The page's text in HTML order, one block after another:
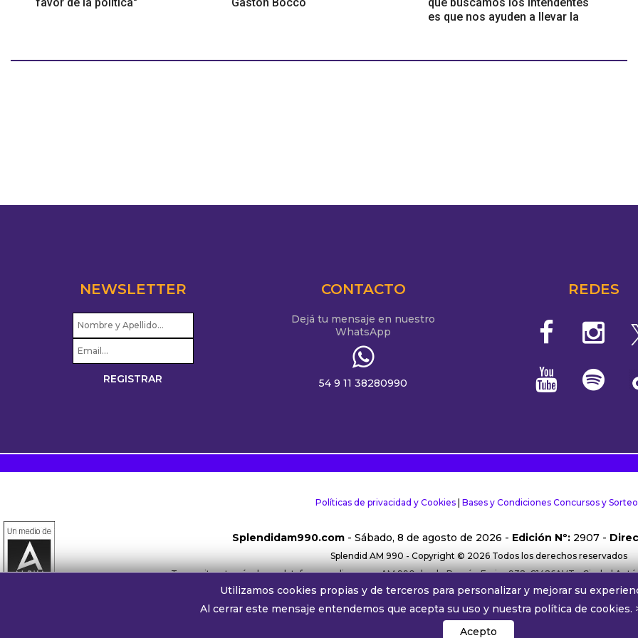
es que nos ayuden a llevar la
NEWSLETTER CONTACTO
Dejá tu mensaje en nuestro
WhatsApp
54 9 11 38280990
REDES
Políticas de privacidad y Cookies| Bases y Condiciones Concursos y
Splendidam990.com - Sábado, 8 de agosto de 2026 - Edición Nº: 2907 -
Splendid AM 990 - Copyright © 2026 Todos los derechos reservados
Transmite a través de su plataforma online y por AM 990 desde Ramón Freire 932, C1426AVT - Ciudad
Whatsapp oyentes:+54 911 38280990 |Comercial: comercial@alphamedia.com.ar|Trabajá con
Splendid AM 990 ® Una licencia de Radiodifusora Buenos Aires S.A.´
Utilizamos cookies propias y de terceros para personalizar y mejorar su
Al cerrar este mensaje entendemos que acepta su uso y nuestra política de cookies.
Acepto